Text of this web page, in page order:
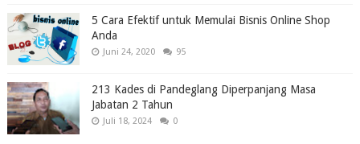
5 Cara Efektif untuk Memulai Bisnis Online Shop
Anda
Juni 24, 2020 95
213 Kades di Pandeglang Diperpanjang Masa
Jabatan 2 Tahun
Juli 18, 2024 0